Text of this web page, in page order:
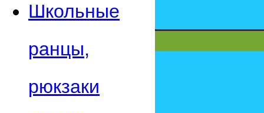
Школьные
ранцы,
рюкзаки